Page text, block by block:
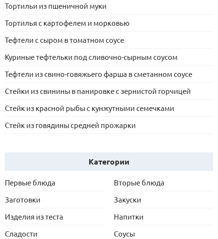
Тортильи из пшеничной муки
Тортилья с картофелем и морковью
Тефтели с сыром в томатном соусе
Куриные тефтельки под сливочно-сырным соусом
Тефтели из свино-говяжьего фарша в сметанном соусе
Стейки из свинины в панировке с зернистой горчицей
Стейк из красной рыбы с кунжутными семечками
Стейк из говядины средней прожарки
Категории
Первые блюда
Вторые блюда
Заготовки
Закуски
Изделия из теста
Напитки
Сладости
Соусы